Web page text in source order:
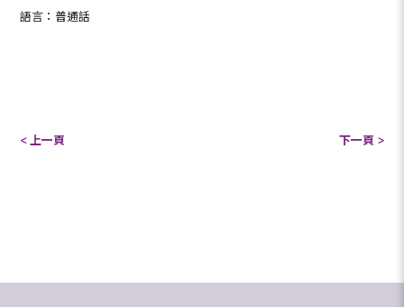
語言：普通話
< 上一頁 下一頁 >